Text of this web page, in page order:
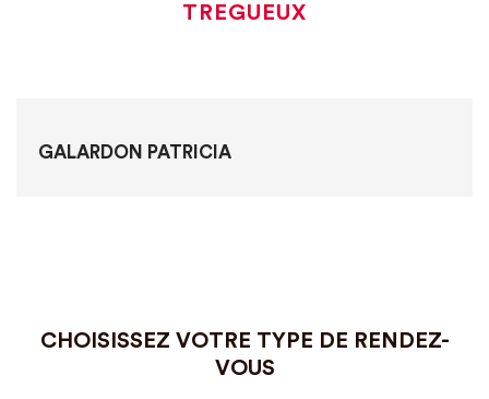
TREGUEUX
GALARDON PATRICIA
CHOISISSEZ VOTRE TYPE DE RENDEZ-
VOUS